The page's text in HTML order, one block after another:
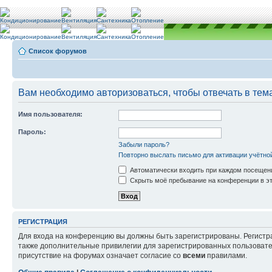
Список форумов
Вам необходимо авторизоваться, чтобы отвечать в
Имя пользователя:
Пароль:
Забыли пароль?
Повторно выслать письмо для активации
Автоматически входить при каждом
Скрыть моё пребывание на конференции в
РЕГИСТРАЦИЯ
Для входа на конференцию вы должны быть зарегистрированы.
также дополнительные привилегии для зарегистрированных
присутствие на форумах означает согласие со всеми правилами.